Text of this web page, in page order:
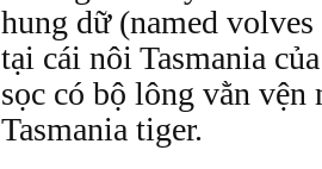
hung dữ (named
tại cái nôi Tasmania
sọc có bộ lông vằn vện
Tasmania tiger.